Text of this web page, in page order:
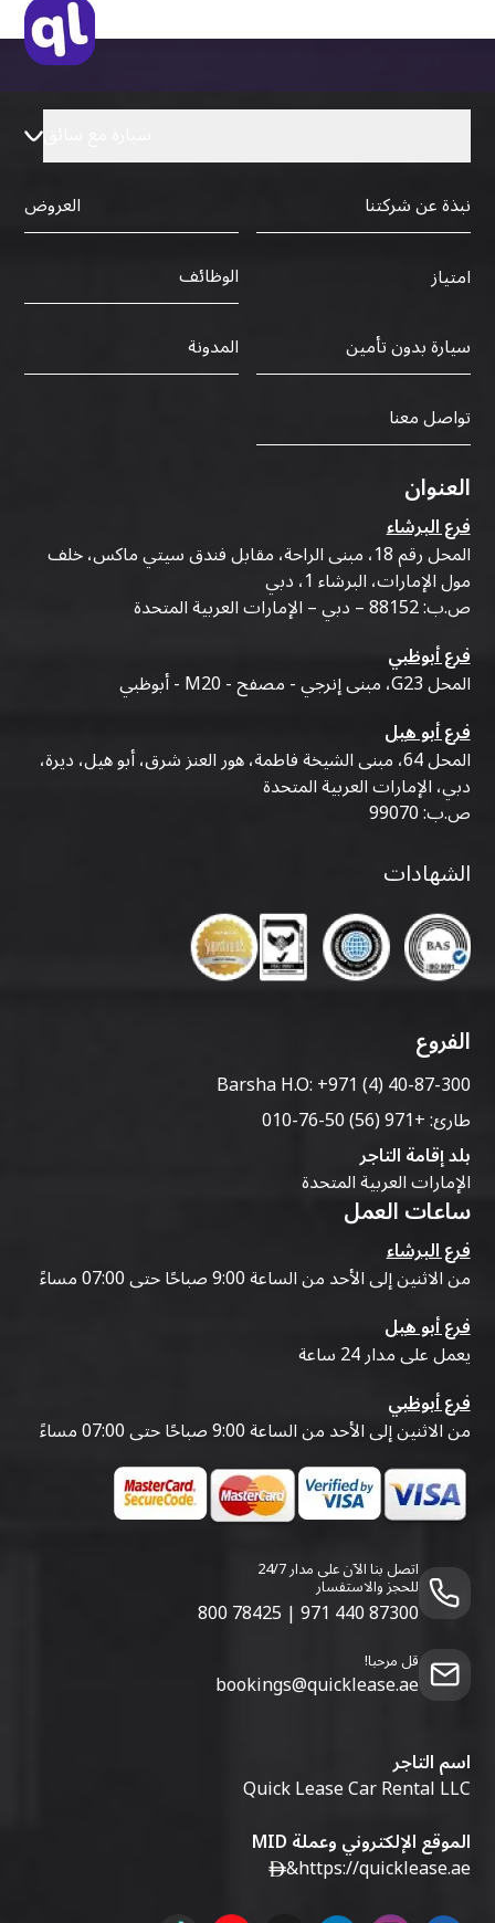
نبذة عن شركتنا
العروض
امتياز
الوظائف
سيارة بدون تأمين
المدونة
تواصل معنا
العنوان
فرع البرشاء
المحل رقم 18، مبنى الراحة، مقابل فندق سيتي ماكس، خلف
مول الإمارات، البرشاء 1، دبي
ص.ب: 88152 – دبي – الإمارات العربية المتحدة
فرع أبوظبي
المحل G23، مبنى إنرجي - مصفح - M20 - أبوظبي
فرع أبو هيل
المحل 64، مبنى الشيخة فاطمة، هور العنز شرق، أبو هيل، ديرة،
دبي، الإمارات العربية المتحدة
ص.ب: 99070
الشهادات
الفروع
Barsha H.O:+971 (4) 40-87-300
طارئ:+971 (56) 50-76-010
بلد إقامة التاجر
الإمارات العربية المتحدة
ساعات العمل
فرع البرشاء
من الاثنين إلى الأحد من الساعة 9:00 صباحًا حتى 07:00 مساءً
فرع أبو هيل
يعمل على مدار 24 ساعة
فرع أبوظبي
من الاثنين إلى الأحد من الساعة 9:00 صباحًا حتى 07:00 مساءً
اتصل بنا الآن على مدار 24/7
للحجز والاستفسار
800 78425 | 971 440 87300
قل مرحبا!
bookings@quicklease.ae
اسم التاجر
Quick Lease Car Rental LLC
الموقع الإلكتروني وعملة MID
https://quicklease.ae
&